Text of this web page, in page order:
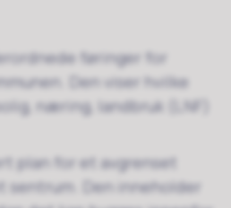
føringer for
Den viser hvilke
næring, landbruk (LNF)
plan for et avgrenset
sentrum. Den inneholder